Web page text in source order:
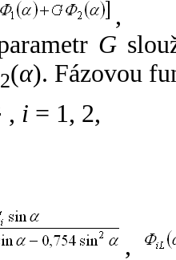
,
G
2(α). Fázovou
, i = 1, 2,
,